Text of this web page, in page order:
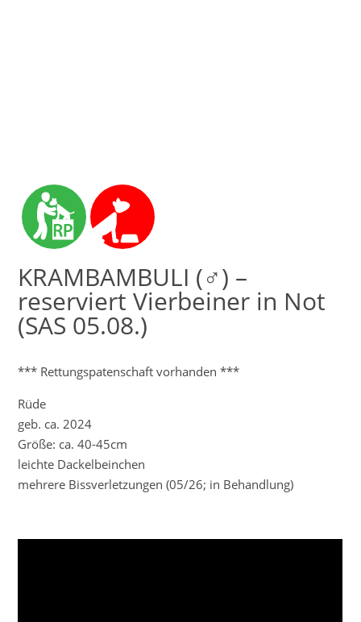
KRAMBAMBULI (♂) –
reserviert Vierbeiner in Not
(SAS 05.08.)
*** Rettungspatenschaft vorhanden ***
Rüde
geb. ca. 2024
Größe: ca. 40-45cm
leichte Dackelbeinchen
mehrere Bissverletzungen (05/26; in Behandlung)